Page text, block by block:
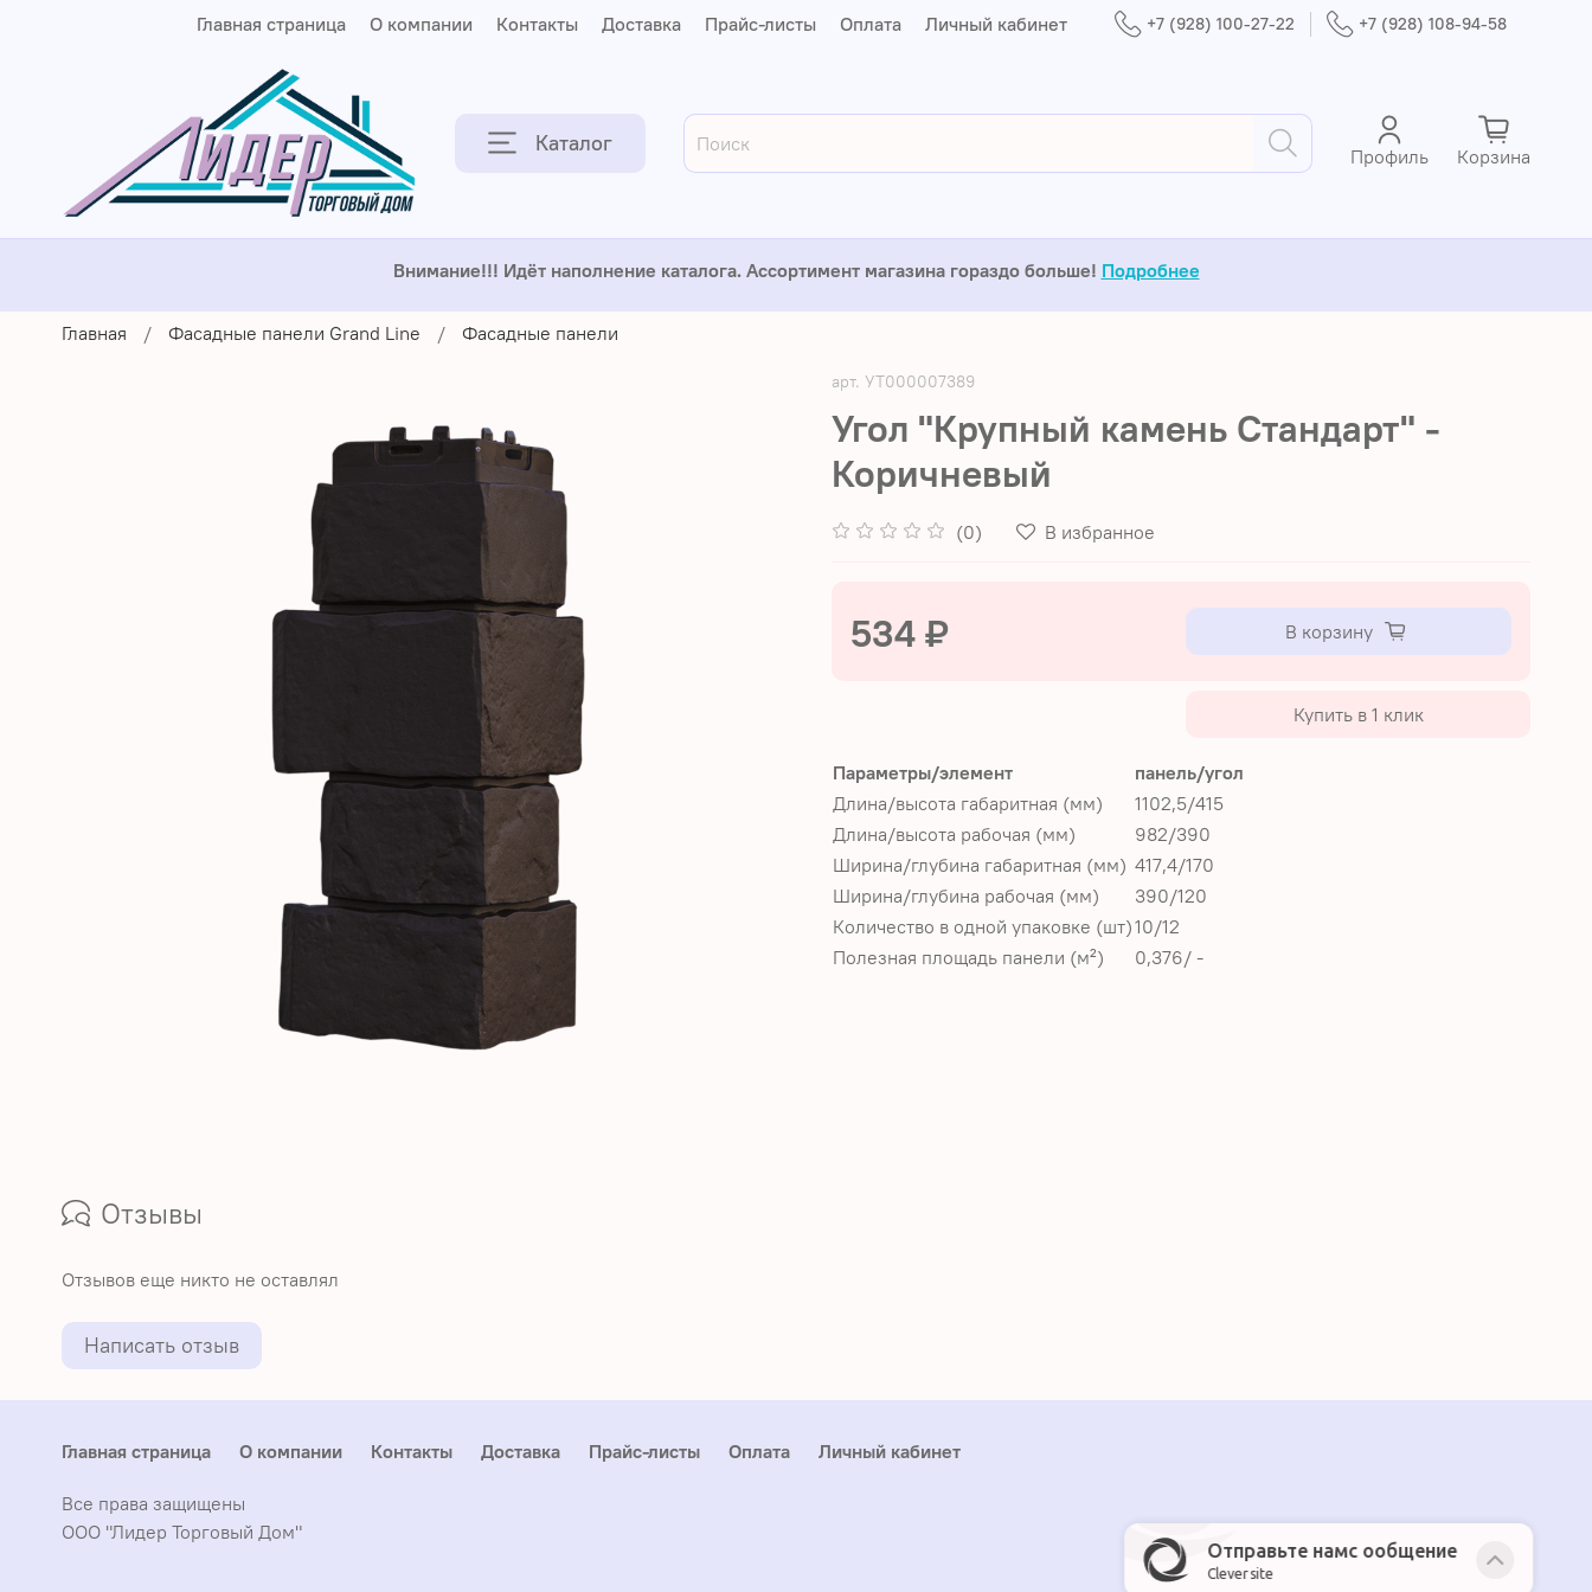
Главная страница О компании Контакты Доставка Прайс-листы Оплата Личный кабинет +7 (928) 100-27-22 +7 (928) 108-94-58
Каталог Профиль Корзина
Внимание!!! Идёт наполнение каталога. Ассортимент магазина гораздо больше! Подробнее
Главная Фасадные панели Grand Line Фасадные панели
арт. УТ000007389
Угол "Крупный камень Стандарт" -
Коричневый
(0) В избранное
534 ₽ В корзину
Купить в 1 клик
Параметры/элемент
панель/угол
Длина/высота габаритная (мм)
1102,5/415
Длина/высота рабочая (мм)
982/390
Ширина/глубина габаритная (мм) 417,4/170
Ширина/глубина рабочая (мм)
390/120
Количество в одной упаковке (шт)10/12
Полезная площадь панели (м²)
0,376/ -
Отзывы
Отзывов еще никто не оставлял
Написать отзыв
Главная страница О компании Контакты Доставка Прайс-листы Оплата Личный кабинет
Все права защищены
ООО "Лидер Торговый Дом"
Отправьте намс ообщение
Cleversite